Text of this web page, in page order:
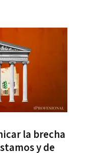
la brecha
y de